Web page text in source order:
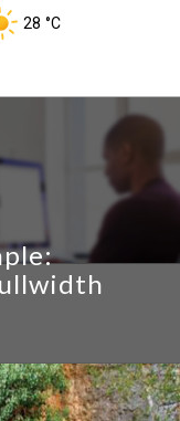
28 °C
really beautiful and